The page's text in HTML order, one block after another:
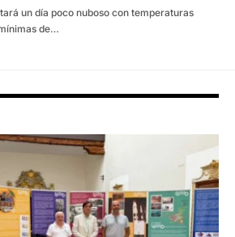
un día poco nuboso con temperaturas
de…